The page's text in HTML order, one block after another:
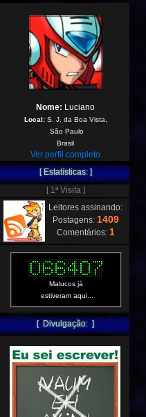
Nome: Luciano
Local:S. J. da Boa Vista,
São Paulo
Brasil
Ver perfil completo
[ Estatísticas: ]
[ 1ª Visita ]
Leitores assinando:
Postagens: 1409
Comentários: 1
Malucos já
estiveram aqui...
[ Divulgação: ]